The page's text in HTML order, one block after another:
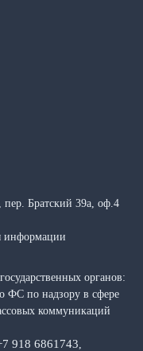
пер. Братский 39а, оф.4
информации
органов:
ФС по надзору в сфере
коммуникаций
918 6861743